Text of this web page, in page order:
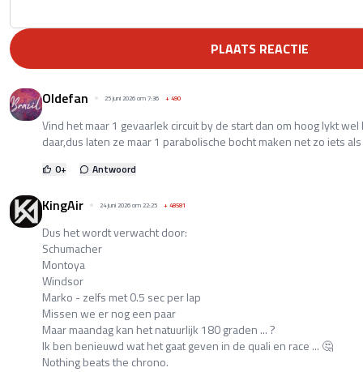
PLAATS REACTIE
Oldefan 25 juni 2026 om 7:36 +490
Vind het maar 1 gevaarlek circuit by de start dan om hoog lykt
daar,dus laten ze maar 1 parabolische bocht maken net zo iets
0+ Antwoord
KingAir 24 juni 2026 om 22:25 +48581
Dus het wordt verwacht door:
Schumacher
Montoya
Windsor
Marko - zelfs met 0.5 sec per lap
Missen we er nog een paar
Maar maandag kan het natuurlijk 180 graden ... ?
Ik ben benieuwd wat het gaat geven in de quali en race ... 🤔
Nothing beats the chrono.